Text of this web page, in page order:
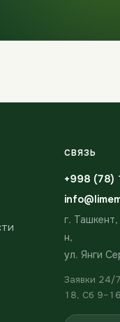
СВЯЗЬ
+998
г.
н,
ул. Янги
Заявки 24/
18, Сб 9–16